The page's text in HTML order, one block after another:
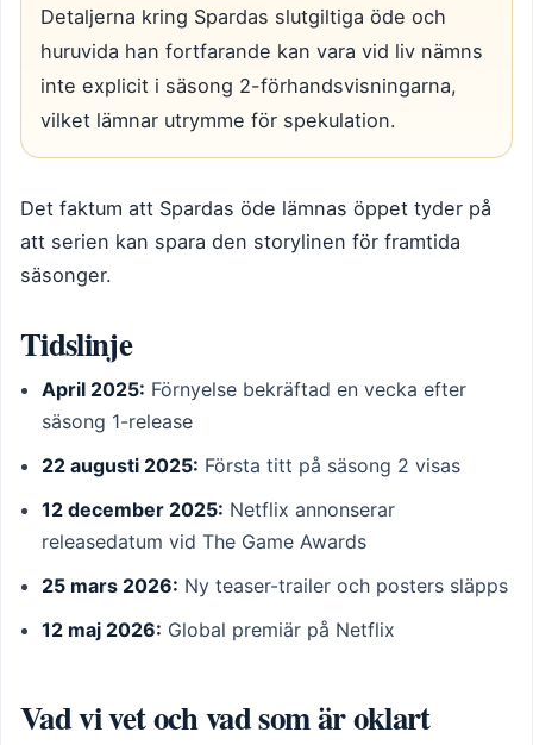
Detaljerna kring Spardas slutgiltiga öde och
huruvida han fortfarande kan vara vid liv nämns
inte explicit i säsong 2-förhandsvisningarna,
vilket lämnar utrymme för spekulation.
Det faktum att Spardas öde lämnas öppet tyder på
att serien kan spara den storylinen för framtida
säsonger.
Tidslinje
April 2025: Förnyelse bekräftad en vecka efter
säsong 1-release
22 augusti 2025: Första titt på säsong 2 visas
12 december 2025: Netflix annonserar
releasedatum vid The Game Awards
25 mars 2026: Ny teaser-trailer och posters släpps
12 maj 2026: Global premiär på Netflix
Vad vi vet och vad som är oklart